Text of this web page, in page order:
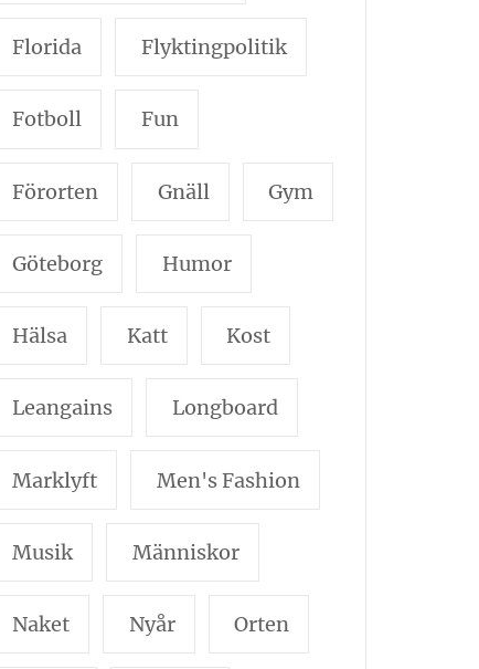
Florida Flyktingpolitik
Fotboll Fun
Förorten Gnäll Gym
Göteborg Humor
Hälsa Katt Kost
Leangains Longboard
Marklyft Men's Fashion
Musik Människor
Naket Nyår Orten